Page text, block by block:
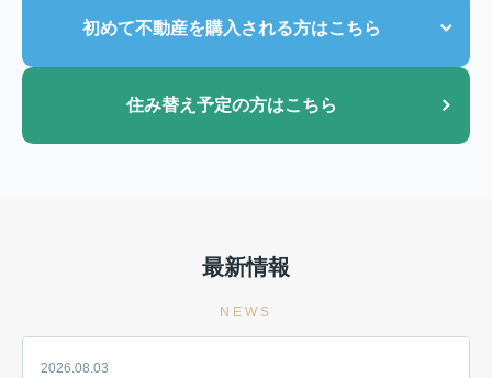
初めて不動産を購入される方はこちら
住み替え予定の方はこちら
最新情報
NEWS
2026.08.03